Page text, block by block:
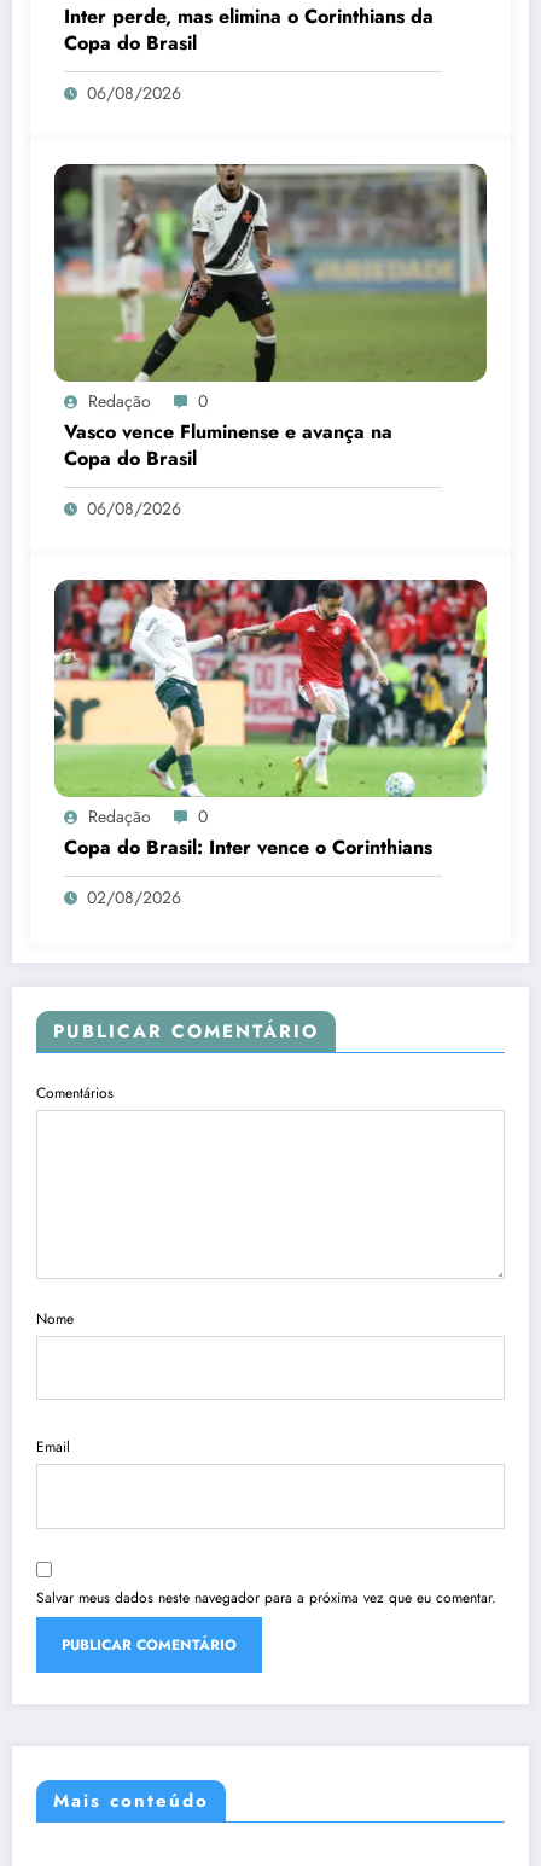
Inter perde, mas elimina o Corinthians da
Copa do Brasil
06/08/2026
Redação 0
Vasco vence Fluminense e avança na
Copa do Brasil
06/08/2026
Redação 0
Copa do Brasil: Inter vence o Corinthians
02/08/2026
PUBLICAR COMENTÁRIO
Comentários
Nome
Email
Salvar meus dados neste navegador para a próxima vez que eu comentar.
Mais conteúdo